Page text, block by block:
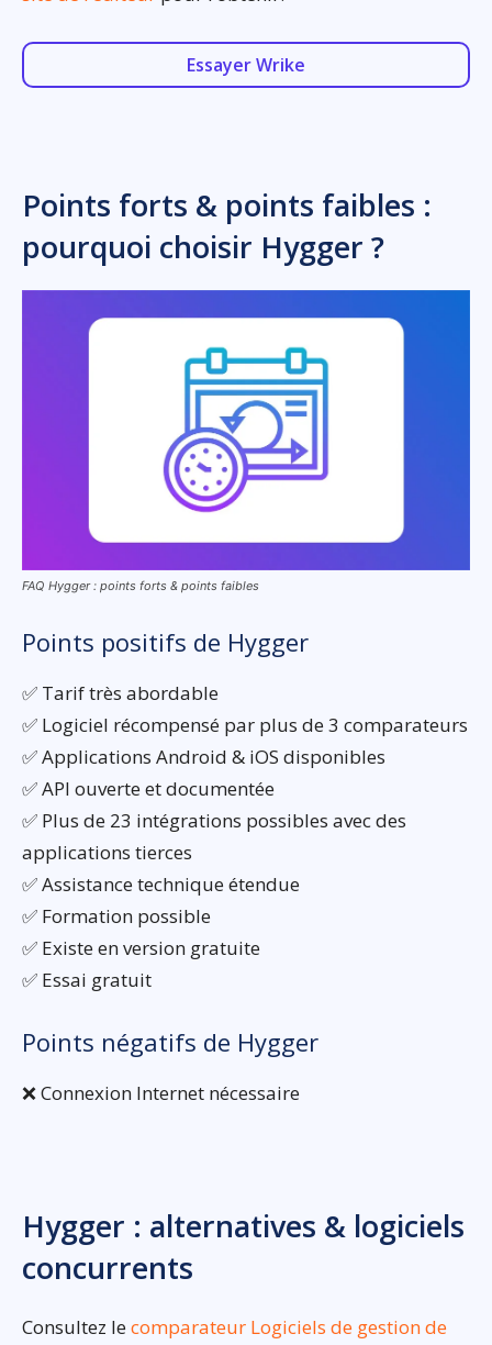
Essayer Wrike
Points forts & points faibles :
pourquoi choisir Hygger ?
FAQ Hygger : points forts & points faibles
Points positifs de Hygger
✅ Tarif très abordable
✅ Logiciel récompensé par plus de 3 comparateurs
✅ Applications Android & iOS disponibles
✅ API ouverte et documentée
✅ Plus de 23 intégrations possibles avec des
applications tierces
✅ Assistance technique étendue
✅ Formation possible
✅ Existe en version gratuite
✅ Essai gratuit
Points négatifs de Hygger
❌ Connexion Internet nécessaire
Hygger : alternatives & logiciels
concurrents
Consultez lecomparateur Logiciels de gestion de